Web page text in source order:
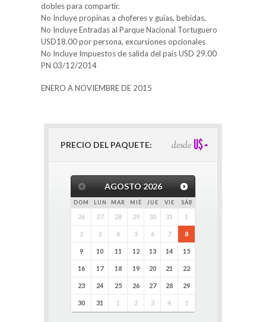
dobles para compartir.
No Incluye propinas a choferes y guías, bebidas,
No Incluye Entradas al Parque Nacional Tortuguero
USD18.00 por persona, excursiones opcionales
No Incluye Impuestos de salida del país USD 29.00
PN 03/12/2014
ENERO A NOVIEMBRE DE 2015
PRECIO DEL PAQUETE: desde U$-
AGOSTO 2026
DOM LUN MAR MIÉ JUE VIE SÁB
26 27 28 29 30 31 1
2 3 4 5 6 7 8
9 10 11 12 13 14 15
16 17 18 19 20 21 22
23 24 25 26 27 28 29
30 31 1 2 3 4 5